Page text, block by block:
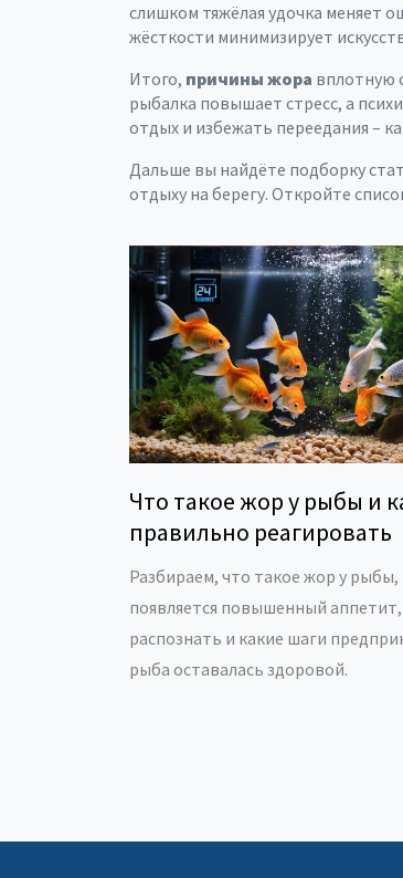
слишком тяжёлая удочка меняет
жёсткости минимизирует
Итого, причины жора вплотную
рыбалка повышает стресс, а
отдых и избежать переедания –
Дальше вы найдёте подборку
отдыху на берегу. Откройте
Что такое жор у рыбы и
правильно реагировать
Разбираем, что такое жор у рыбы,
появляется повышенный аппетит,
распознать и какие шаги
рыба оставалась здоровой.